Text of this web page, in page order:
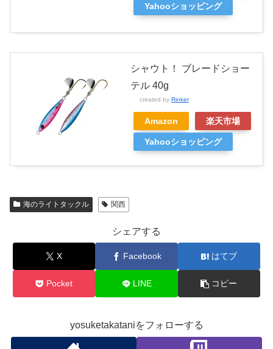
Yahooショッピング
シャウト！ ブレードショー
テル 40g
created by Rinker
Amazon 楽天市場
Yahooショッピング
海のライトタックル 関西
シェアする
X Facebook はてブ
Pocket LINE コピー
yosuketakataniをフォローする